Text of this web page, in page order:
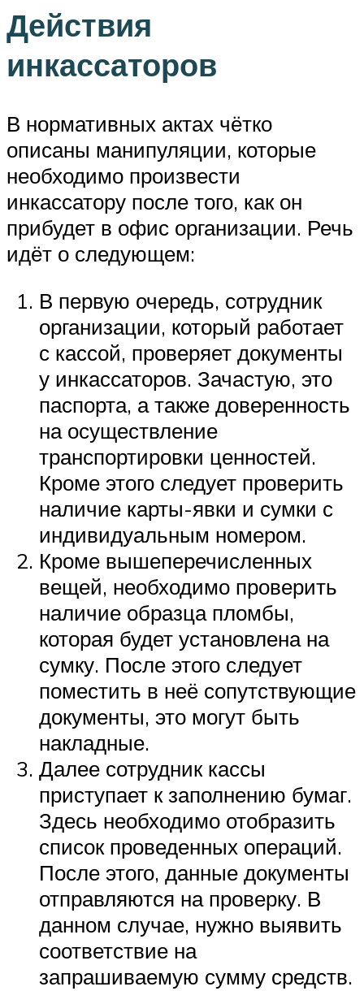
Действия
инкассаторов
В нормативных актах чётко
описаны манипуляции, которые
необходимо произвести
инкассатору после того, как он
прибудет в офис организации. Речь
идёт о следующем:
В первую очередь, сотрудник
организации, который работает
с кассой, проверяет документы
у инкассаторов. Зачастую, это
паспорта, а также доверенность
на осуществление
транспортировки ценностей.
Кроме этого следует проверить
наличие карты-явки и сумки с
индивидуальным номером.
Кроме вышеперечисленных
вещей, необходимо проверить
наличие образца пломбы,
которая будет установлена на
сумку. После этого следует
поместить в неё сопутствующие
документы, это могут быть
накладные.
Далее сотрудник кассы
приступает к заполнению бумаг.
Здесь необходимо отобразить
список проведенных операций.
После этого, данные документы
отправляются на проверку. В
данном случае, нужно выявить
соответствие на
запрашиваемую сумму средств.